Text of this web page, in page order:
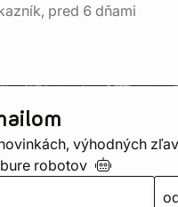
pred 6 dňami
výhodných
robotov